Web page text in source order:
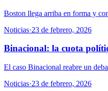
Boston llega arriba en forma y
Noticias·23 de febrero, 2026
Binacional: la cuota
El caso Binacional reabre un
Noticias·23 de febrero, 2026